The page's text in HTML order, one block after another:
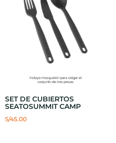
SET DE CUBIERTOS
SEATOSUMMIT CAMP
S/45.00